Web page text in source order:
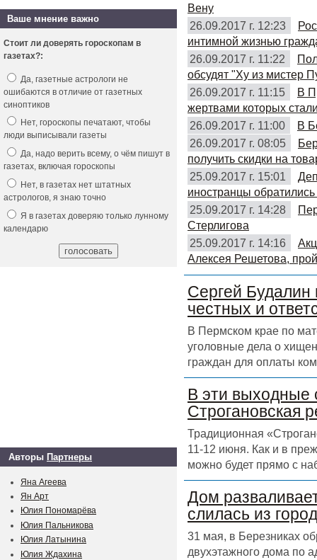
Вену
26.09.2017 г. 12:23
интимной жизнью
26.09.2017 г. 11:22
обсудят "Ху из мистер
26.09.2017 г. 11:15
В
жертвами которых
26.09.2017 г. 11:00
В
26.09.2017 г. 08:05
получить скидки на
25.09.2017 г. 15:01
иностранцы обратились
25.09.2017 г. 14:28
Стерлигова
25.09.2017 г. 14:16
Алексея Решетова,
Сергей Будалин
честных и
В Пермском крае по
уголовные дела о
граждан для оплаты
В эти выходные
Строгановская
Традиционная
11-12 июня. Как и в
можно будет прямо с
Дом
слилась из
31 мая, в Березниках
двухэтажного дома по
Ваше мнение важно
Стоит ли доверять гороскопам в
газетах?:
Да, газетные астрологи не
ошибаются в отличие от газетных
синоптиков
Нет, гороскопы печатают, чтобы
люди выписывали газеты
Да, надо верить всему, о чём пишут в
газетах, включая гороскопы
Нет, в газетах нет штатных
астрологов, я знаю точно
Я в газетах доверяю только лунному
календарю
Авторы Партнеры
Яна Агеева
Ян Арт
Юлия Пономарёва
Юлия Пальникова
Юлия Латынина
Юлия Ждахина